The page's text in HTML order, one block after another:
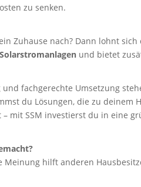
zu senken.
Zuhause nach? Dann lohnt
und bietet
fachgerechte Umsetzung
du Lösungen, die zu deinem
mit SSM investierst du in eine
Meinung hilft anderen